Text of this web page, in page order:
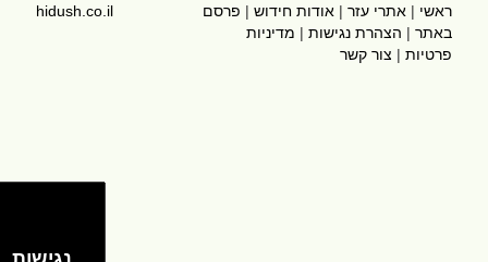
ראשי|אתרי עזר|אודות חידוש|פרסם
באתר|הצהרת נגישות|מדיניות
פרטיות|צור קשר
hidush.co.il